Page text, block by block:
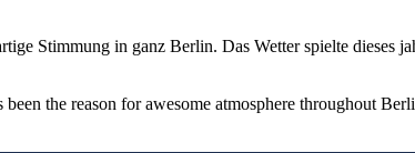
Stimmung in ganz Berlin. Das Wetter spielte dieses
the reason for awesome atmosphere throughout